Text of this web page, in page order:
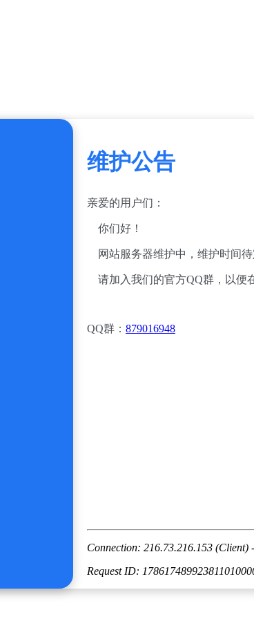
维护公告
亲爱的用户们：
你们好！
网站服务器维护中，维护时间待
请加入我们的官方QQ群，以便
QQ群： 879016948
Connection: 216.73.216.153 (Client)
Request ID: